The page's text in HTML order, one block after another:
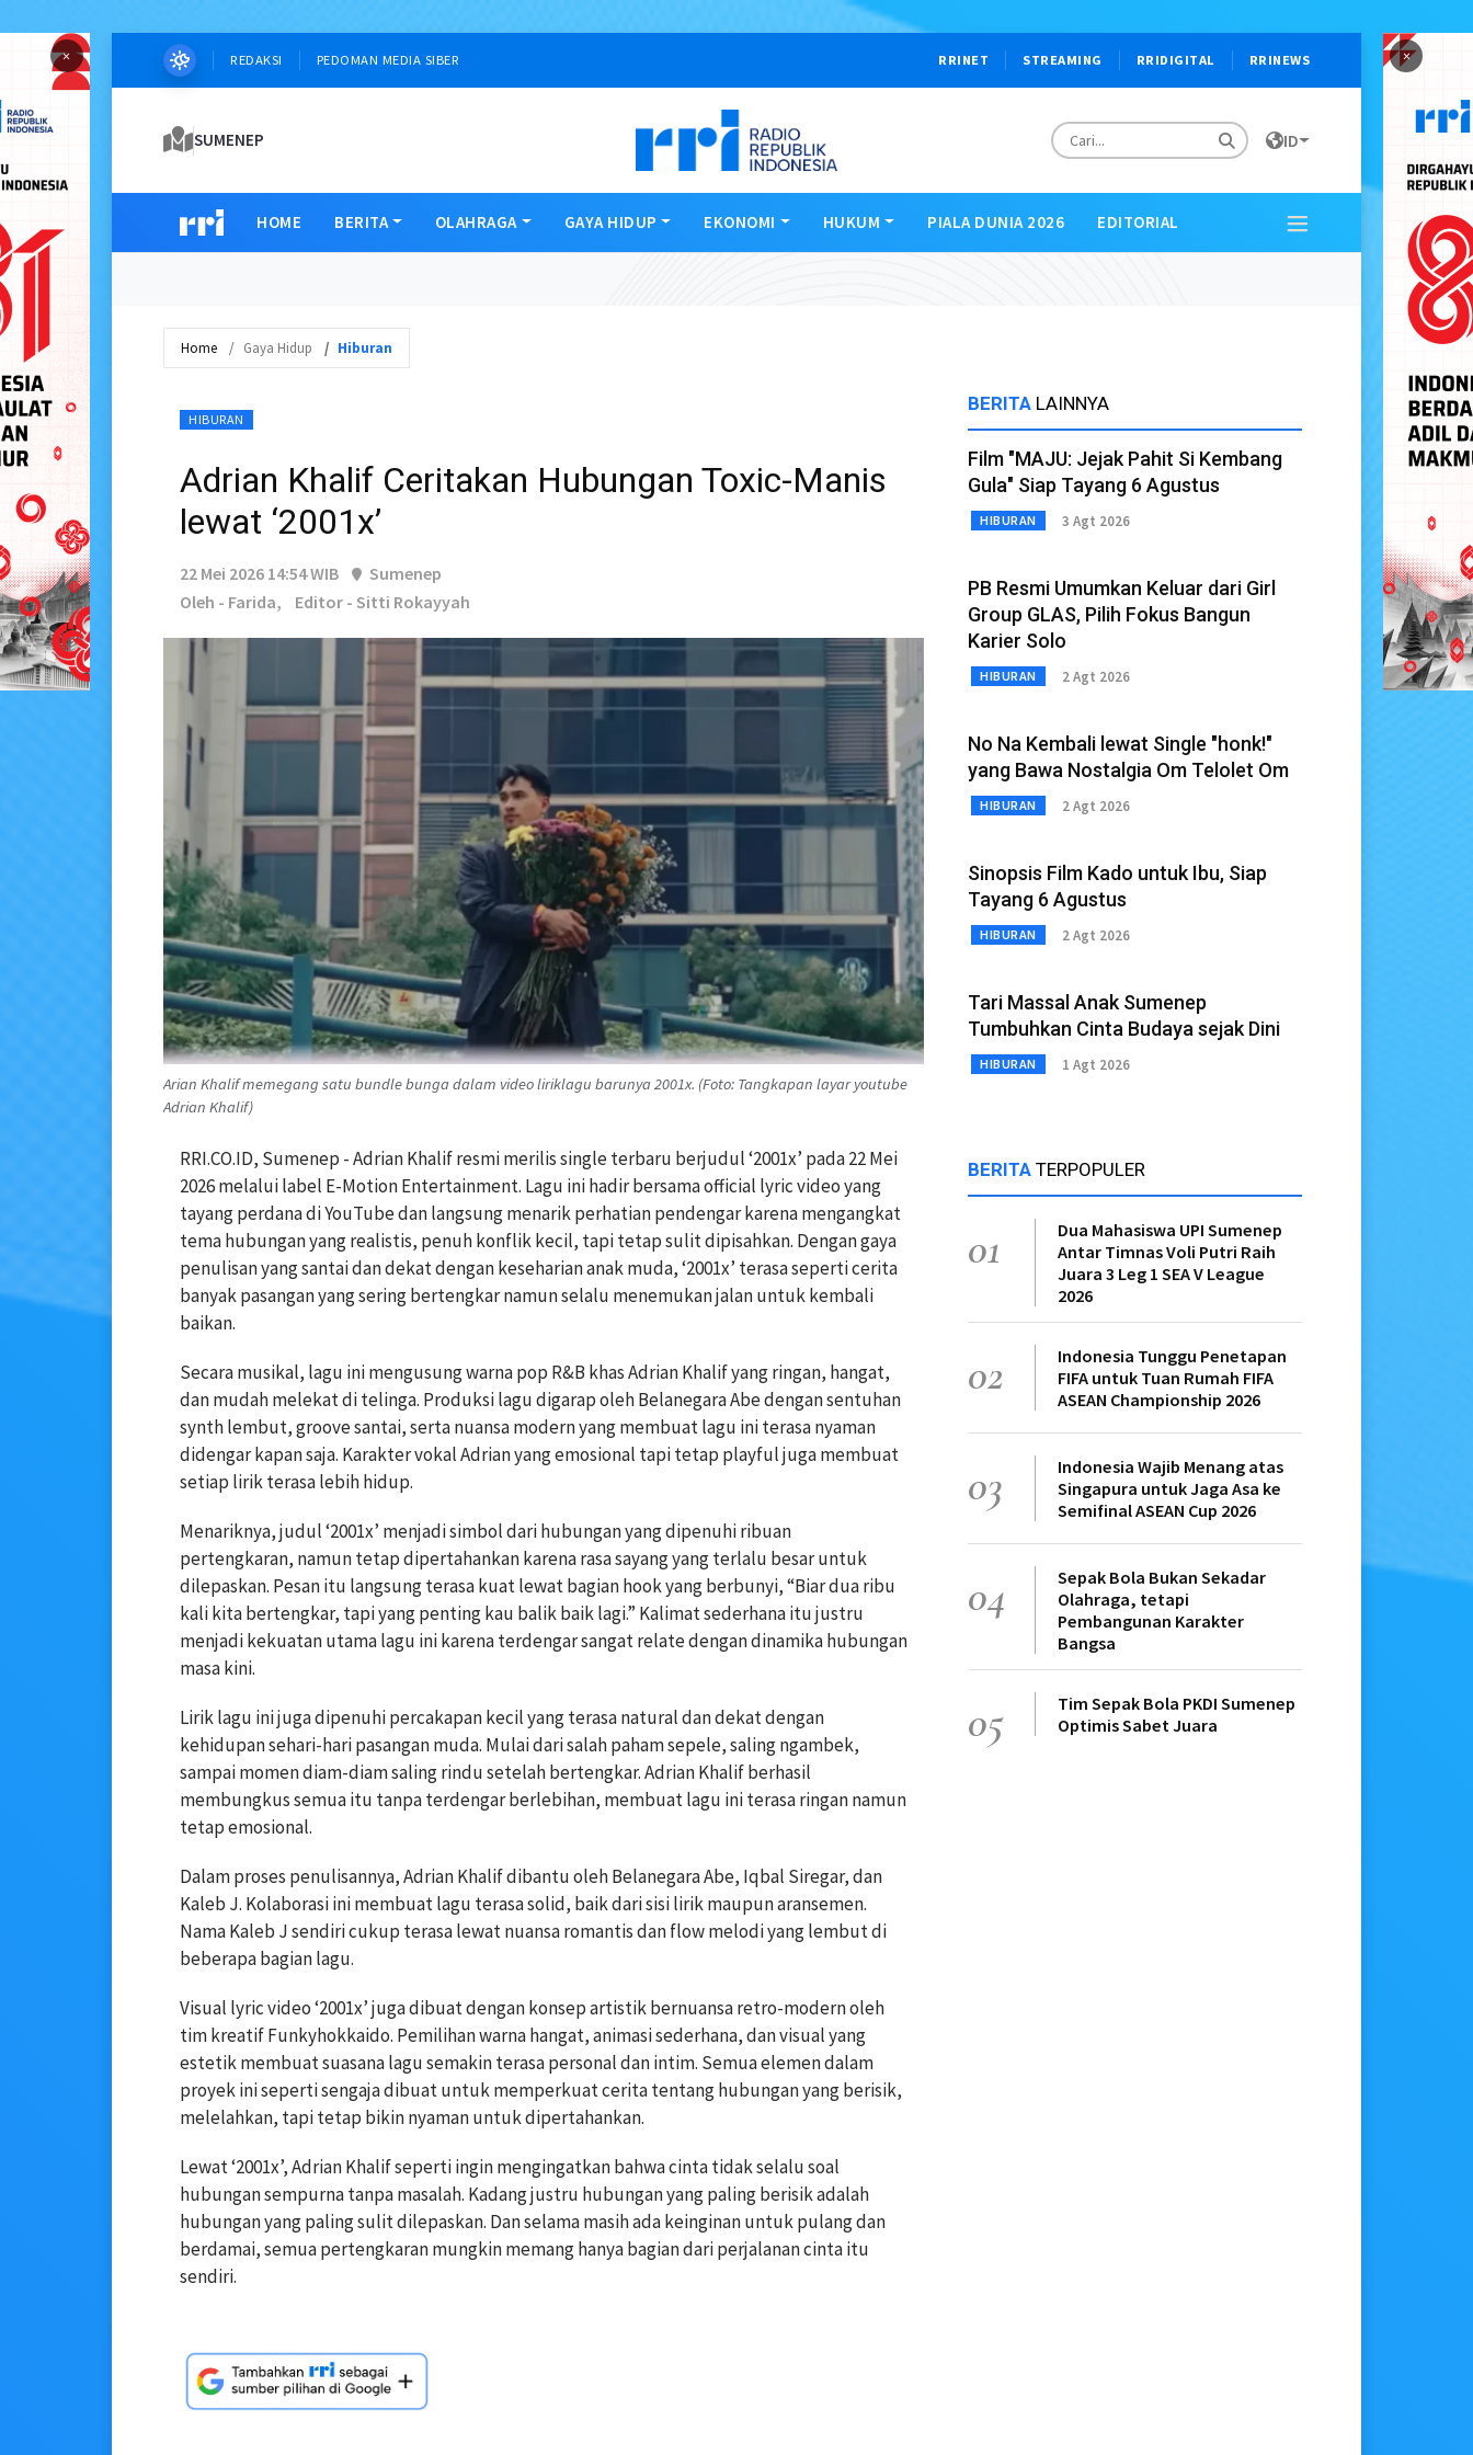
× ×
REDAKSI PEDOMAN MEDIA SIBER RRINET STREAMING RRIDIGITAL RRINEWS
SUMENEP ID
HOME BERITA OLAHRAGA GAYA HIDUP EKONOMI HUKUM PIALA DUNIA 2026 EDITORIAL
Home Gaya Hidup Hiburan
HIBURAN
Adrian Khalif Ceritakan Hubungan Toxic-Manis
lewat ‘2001x’
22 Mei 2026 14:54 WIB
Sumenep
Oleh - Farida,
Editor - Sitti Rokayyah
Arian Khalif memegang satu bundle bunga dalam video liriklagu barunya 2001x. (Foto: Tangkapan layar youtube
Adrian Khalif)
RRI.CO.ID, Sumenep - Adrian Khalif resmi merilis single terbaru berjudul ‘2001x’ pada 22 Mei
2026 melalui label E-Motion Entertainment. Lagu ini hadir bersama official lyric video yang
tayang perdana di YouTube dan langsung menarik perhatian pendengar karena mengangkat
tema hubungan yang realistis, penuh konflik kecil, tapi tetap sulit dipisahkan. Dengan gaya
penulisan yang santai dan dekat dengan keseharian anak muda, ‘2001x’ terasa seperti cerita
banyak pasangan yang sering bertengkar namun selalu menemukan jalan untuk kembali
baikan.
Secara musikal, lagu ini mengusung warna pop R&B khas Adrian Khalif yang ringan, hangat,
dan mudah melekat di telinga. Produksi lagu digarap oleh Belanegara Abe dengan sentuhan
synth lembut, groove santai, serta nuansa modern yang membuat lagu ini terasa nyaman
didengar kapan saja. Karakter vokal Adrian yang emosional tapi tetap playful juga membuat
setiap lirik terasa lebih hidup.
Menariknya, judul ‘2001x’ menjadi simbol dari hubungan yang dipenuhi ribuan
pertengkaran, namun tetap dipertahankan karena rasa sayang yang terlalu besar untuk
dilepaskan. Pesan itu langsung terasa kuat lewat bagian hook yang berbunyi, “Biar dua ribu
kali kita bertengkar, tapi yang penting kau balik baik lagi.” Kalimat sederhana itu justru
menjadi kekuatan utama lagu ini karena terdengar sangat relate dengan dinamika hubungan
masa kini.
Lirik lagu ini juga dipenuhi percakapan kecil yang terasa natural dan dekat dengan
kehidupan sehari-hari pasangan muda. Mulai dari salah paham sepele, saling ngambek,
sampai momen diam-diam saling rindu setelah bertengkar. Adrian Khalif berhasil
membungkus semua itu tanpa terdengar berlebihan, membuat lagu ini terasa ringan namun
tetap emosional.
Dalam proses penulisannya, Adrian Khalif dibantu oleh Belanegara Abe, Iqbal Siregar, dan
Kaleb J. Kolaborasi ini membuat lagu terasa solid, baik dari sisi lirik maupun aransemen.
Nama Kaleb J sendiri cukup terasa lewat nuansa romantis dan flow melodi yang lembut di
beberapa bagian lagu.
Visual lyric video ‘2001x’ juga dibuat dengan konsep artistik bernuansa retro-modern oleh
tim kreatif Funkyhokkaido. Pemilihan warna hangat, animasi sederhana, dan visual yang
estetik membuat suasana lagu semakin terasa personal dan intim. Semua elemen dalam
proyek ini seperti sengaja dibuat untuk memperkuat cerita tentang hubungan yang berisik,
melelahkan, tapi tetap bikin nyaman untuk dipertahankan.
Lewat ‘2001x’, Adrian Khalif seperti ingin mengingatkan bahwa cinta tidak selalu soal
hubungan sempurna tanpa masalah. Kadang justru hubungan yang paling berisik adalah
hubungan yang paling sulit dilepaskan. Dan selama masih ada keinginan untuk pulang dan
berdamai, semua pertengkaran mungkin memang hanya bagian dari perjalanan cinta itu
sendiri.
BERITA LAINNYA
Film "MAJU: Jejak Pahit Si Kembang
Gula" Siap Tayang 6 Agustus
HIBURAN 3 Agt 2026
PB Resmi Umumkan Keluar dari Girl
Group GLAS, Pilih Fokus Bangun
Karier Solo
HIBURAN 2 Agt 2026
No Na Kembali lewat Single "honk!"
yang Bawa Nostalgia Om Telolet Om
HIBURAN 2 Agt 2026
Sinopsis Film Kado untuk Ibu, Siap
Tayang 6 Agustus
HIBURAN 2 Agt 2026
Tari Massal Anak Sumenep
Tumbuhkan Cinta Budaya sejak Dini
HIBURAN 1 Agt 2026
BERITA TERPOPULER
01
Dua Mahasiswa UPI Sumenep
Antar Timnas Voli Putri Raih
Juara 3 Leg 1 SEA V League
2026
02
Indonesia Tunggu Penetapan
FIFA untuk Tuan Rumah FIFA
ASEAN Championship 2026
03
Indonesia Wajib Menang atas
Singapura untuk Jaga Asa ke
Semifinal ASEAN Cup 2026
04
Sepak Bola Bukan Sekadar
Olahraga, tetapi
Pembangunan Karakter
Bangsa
05
Tim Sepak Bola PKDI Sumenep
Optimis Sabet Juara